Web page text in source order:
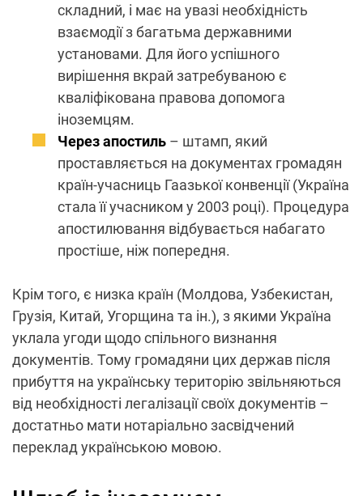
складний, і має на увазі необхідність
взаємодії з багатьма державними
установами. Для його успішного
вирішення вкрай затребуваною є
кваліфікована правова допомога
іноземцям.
Через апостиль – штамп, який
проставляється на документах громадян
країн-учасниць Гаазької конвенції (Україна
стала її учасником у 2003 році). Процедура
апостилювання відбувається набагато
простіше, ніж попередня.
Крім того, є низка країн (Молдова, Узбекистан,
Грузія, Китай, Угорщина та ін.), з якими Україна
уклала угоди щодо спільного визнання
документів. Тому громадяни цих держав після
прибуття на українську територію звільняються
від необхідності легалізації своїх документів –
достатньо мати нотаріально засвідчений
переклад українською мовою.